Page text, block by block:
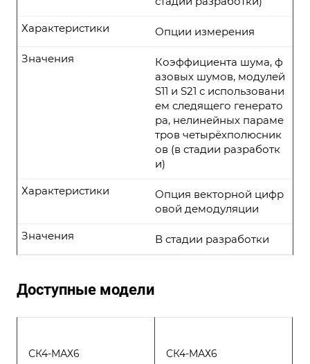
Опции измерения
Характеристики
Коэффициента шума, ф
азовых шумов, модулей
S11 и S21 с использовани
ем следящего генерато
ра, нелинейных параме
тров четырёхполюсник
ов (в стадии разработк
и)
Значения
Опция векторной цифр
овой демодуляции
Характеристики
В стадии разработки
Значения
Доступные модели
СК4-МАХ6 СК4-МАХ6